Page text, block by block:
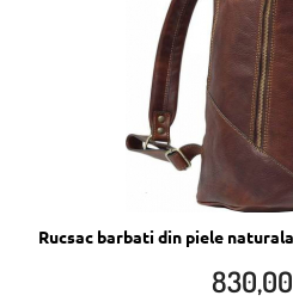
Rucsac barbati din piele
830,00